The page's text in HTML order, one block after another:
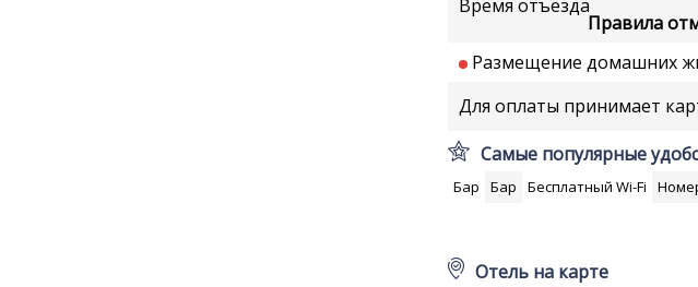
Время отъезда
Правила
Размещение домашних
Для оплаты принимает
Самые популярные
Бар Бар Бесплатный Wi-Fi
Отель на карте